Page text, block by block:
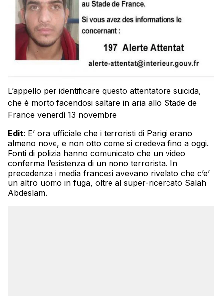
L’appello per identificare questo attentatore suicida,
che è morto facendosi saltare in aria allo Stade de
France venerdì 13 novembre
Edit: E’ ora ufficiale che i terroristi di Parigi erano
almeno nove, e non otto come si credeva fino a oggi.
Fonti di polizia hanno comunicato che un video
conferma l’esistenza di un nono terrorista. In
precedenza i media francesi avevano rivelato che c’e’
un altro uomo in fuga, oltre al super-ricercato Salah
Abdeslam.